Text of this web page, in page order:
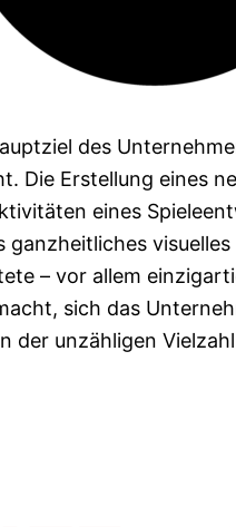
des
Die Erstellung eines
eines
ganzheitliches
– vor allem
sich das
der unzähligen